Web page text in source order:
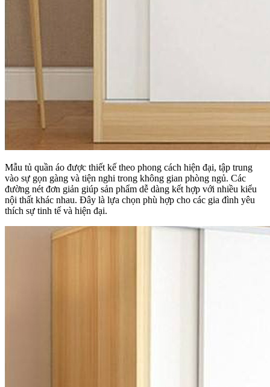
Mẫu tủ quần áo được thiết kế theo phong cách hiện đại, tập trung
vào sự gọn gàng và tiện nghi trong không gian phòng ngủ. Các
đường nét đơn giản giúp sản phẩm dễ dàng kết hợp với nhiều kiểu
nội thất khác nhau. Đây là lựa chọn phù hợp cho các gia đình yêu
thích sự tinh tế và hiện đại.